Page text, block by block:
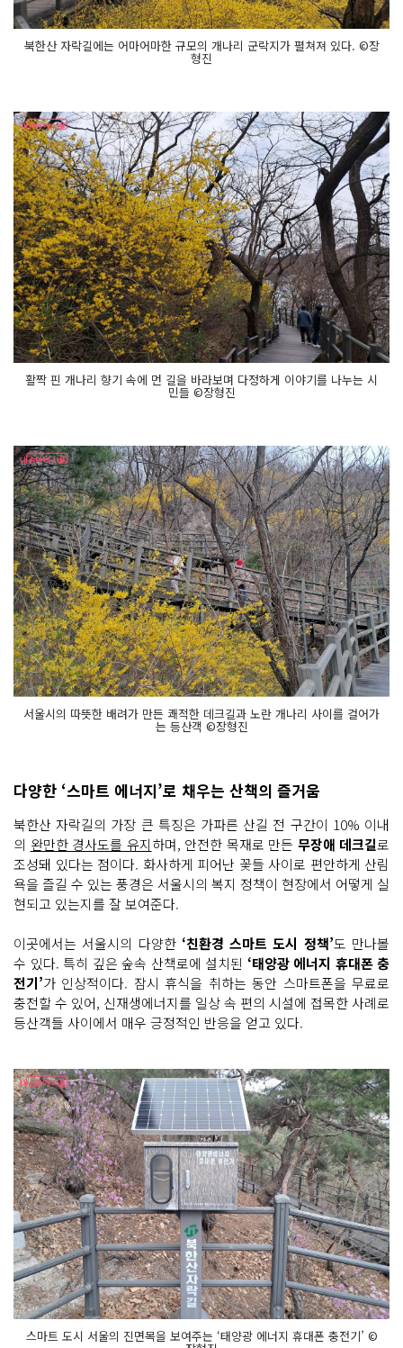
북한산 자락길에는 어마어마한 규모의 개나리 군락지가 펼쳐져 있다. ©장
형진
활짝 핀 개나리 향기 속에 먼 길을 바라보며 다정하게 이야기를 나누는 시
민들 ©장형진
서울시의 따뜻한 배려가 만든 쾌적한 데크길과 노란 개나리 사이를 걸어가
는 등산객 ©장형진
다양한 ‘스마트 에너지’로 채우는 산책의 즐거움
북한산 자락길의 가장 큰 특징은 가파른 산길 전 구간이 10% 이내
의 완만한 경사도를 유지하며, 안전한 목재로 만든 무장애 데크길로
조성돼 있다는 점이다. 화사하게 피어난 꽃들 사이로 편안하게 산림
욕을 즐길 수 있는 풍경은 서울시의 복지 정책이 현장에서 어떻게 실
현되고 있는지를 잘 보여준다.
이곳에서는 서울시의 다양한 ‘친환경 스마트 도시 정책’도 만나볼
수 있다. 특히 깊은 숲속 산책로에 설치된 ‘태양광 에너지 휴대폰 충
전기’가 인상적이다. 잠시 휴식을 취하는 동안 스마트폰을 무료로
충전할 수 있어, 신재생에너지를 일상 속 편의 시설에 접목한 사례로
등산객들 사이에서 매우 긍정적인 반응을 얻고 있다.
스마트 도시 서울의 진면목을 보여주는 ‘태양광 에너지 휴대폰 충전기’ ©